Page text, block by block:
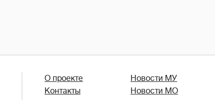
О проекте
Контакты
Новости МУ
Новости МО